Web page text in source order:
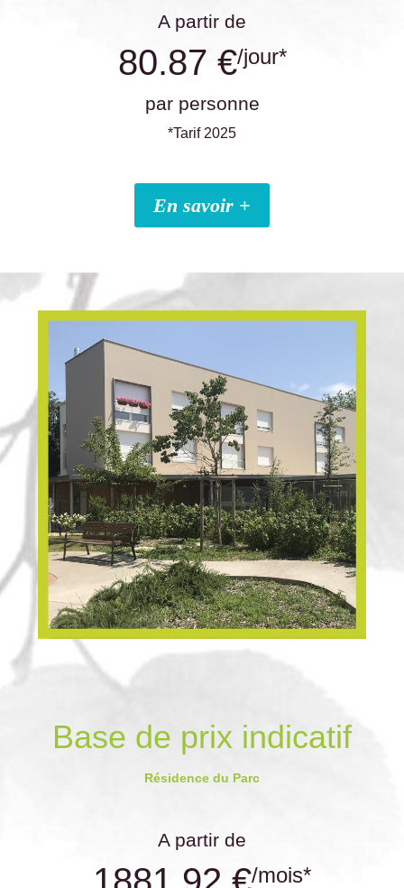
A partir de
80.87 €/jour*
par personne
*Tarif 2025
En savoir +
Base de prix indicatif
Résidence du Parc
A partir de
/mois*